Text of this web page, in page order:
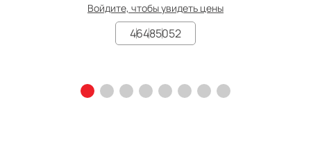
Войдите, чтобы увидеть цены
46485052